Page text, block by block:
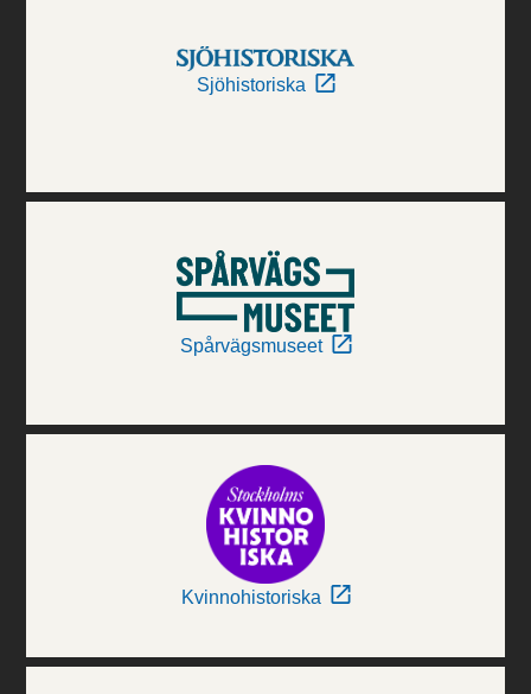
Sjöhistoriska
Spårvägsmuseet
Kvinnohistoriska